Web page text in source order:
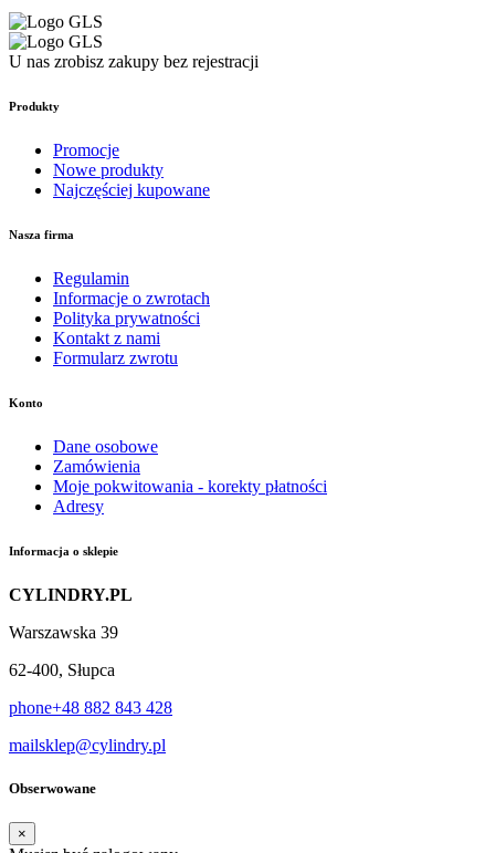
U nas zrobisz zakupy bez rejestracji
Produkty
Promocje
Nowe produkty
Najczęściej kupowane
Nasza firma
Regulamin
Informacje o zwrotach
Polityka prywatności
Kontakt z nami
Formularz zwrotu
Konto
Dane osobowe
Zamówienia
Moje pokwitowania - korekty płatności
Adresy
Informacja o sklepie
CYLINDRY.PL
Warszawska 39
62-400, Słupca
phone+48 882 843 428
mailsklep@cylindry.pl
Obserwowane
×